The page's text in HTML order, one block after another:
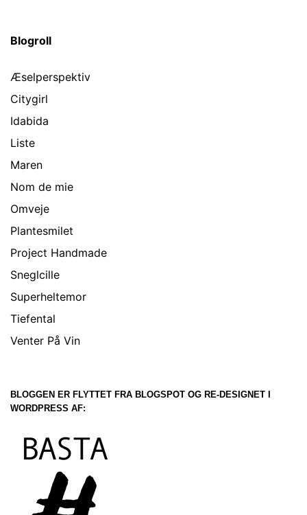
Blogroll
Æselperspektiv
Citygirl
Idabida
Liste
Maren
Nom de mie
Omveje
Plantesmilet
Project Handmade
Sneglcille
Superheltemor
Tiefental
Venter På Vin
BLOGGEN ER FLYTTET FRA BLOGSPOT OG RE-DESIGNET I
WORDPRESS AF: